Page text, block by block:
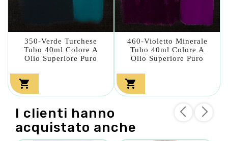
350-Verde Turchese
Tubo 40ml Colore A
Olio Superiore Puro

460-Violetto Minerale
Tubo 40ml Colore A
Olio Superiore Puro

I clienti hanno
acquistato anche